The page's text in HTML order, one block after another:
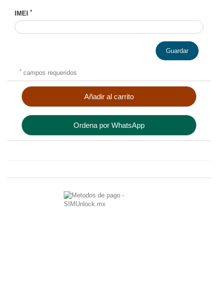
IMEI *
Guardar
* campos requeridos
Añadir al carrito
Ordena por WhatsApp